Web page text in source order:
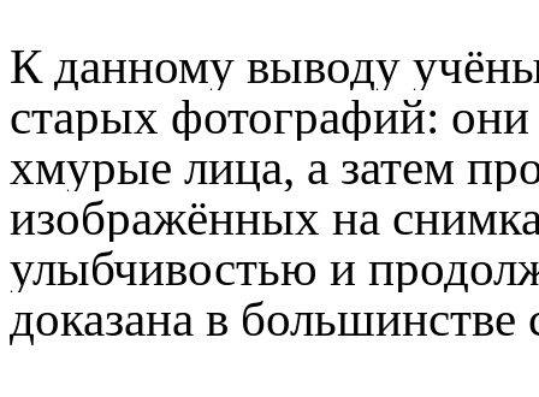
К данному выводу
старых фотографий:
хмурые лица, а затем
изображённых на
улыбчивостью и
доказана в большинстве